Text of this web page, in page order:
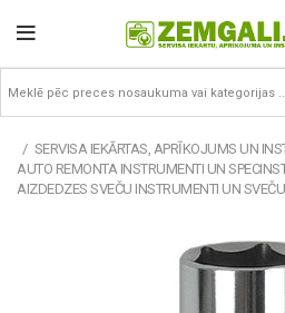
SERVISA IEKĀRTAS, APRĪKOJUMS UN
AUTO REMONTA INSTRUMENTI UN
AIZDEDZES SVEČU INSTRUMENTI UN